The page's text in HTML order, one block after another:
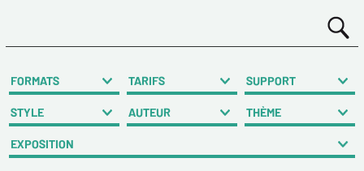
FORMATS TARIFS SUPPORT
STYLE AUTEUR THÈME
EXPOSITION